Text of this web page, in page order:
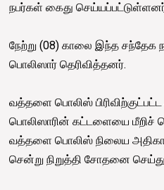
நபர்கள் கைது
நேற்று (08) காலை இந்த சந்தேக
பொலிஸார் தெரிவித்தனர்.
வத்தளை பொலிஸ்
பொலிஸாரின் கட்டளையை
வத்தளை பொலிஸ் நிலைய
சென்று நிறுத்தி சோதனை